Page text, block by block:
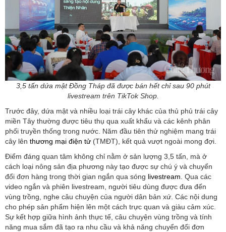
3,5 tấn dứa mật Đồng Tháp đã được bán hết chỉ sau 90 phút
livestream trên TikTok Shop.
Trước đây, dứa mật và nhiều loại trái cây khác của thủ phủ trái cây
miền Tây thường được tiêu thụ qua xuất khẩu và các kênh phân
phối truyền thống trong nước. Năm đầu tiên thử nghiệm mang trái
cây lên thương mại điện tử (TMĐT), kết quả vượt ngoài mong đợi.
Điểm đáng quan tâm không chỉ nằm ở sản lượng 3,5 tấn, mà ở
cách loại nông sản địa phương này tạo được sự chú ý và chuyển
đổi đơn hàng trong thời gian ngắn qua sóng livestream. Qua các
video ngắn và phiên livestream, người tiêu dùng được đưa đến
vùng trồng, nghe câu chuyện của người dân bản xứ. Các nội dung
cho phép sản phẩm hiện lên một cách trực quan và giàu cảm xúc.
Sự kết hợp giữa hình ảnh thực tế, câu chuyện vùng trồng và tính
năng mua sắm đã tạo ra nhu cầu và khả năng chuyển đổi đơn